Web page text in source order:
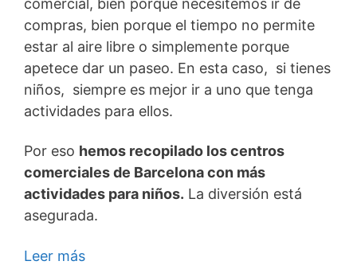
comercial, bien porque necesitemos ir de
compras, bien porque el tiempo no permite
estar al aire libre o simplemente porque
apetece dar un paseo. En esta caso, si tienes
niños, siempre es mejor ir a uno que tenga
actividades para ellos.
Por eso hemos recopilado los centros
comerciales de Barcelona con más
actividades para niños. La diversión está
asegurada.
Leer más